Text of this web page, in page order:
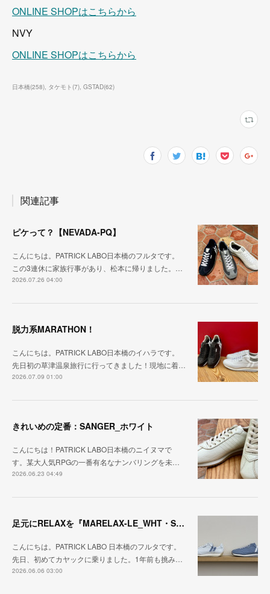
ONLINE SHOPはこちらから
NVY
ONLINE SHOPはこちらから
日本橋(258) タケモト(7) GSTAD(62)
関連記事
ピケって？【NEVADA-PQ】
こんにちは。PATRICK LABO日本橋のフルタです。
この3連休に家族行事があり、松本に帰りました。…
2026.07.26 04:00
脱力系MARATHON！
こんにちは。PATRICK LABO日本橋のイハラです。
先日初の草津温泉旅行に行ってきました！現地に着…
2026.07.09 01:00
きれいめの定番：SANGER_ホワイト
こんにちは！PATRICK LABO日本橋のニイヌマで
す。某大人気RPGの一番有名なナンバリングを未…
2026.06.23 04:49
足元にRELAXを『MARELAX-LE_WHT・SAX』
こんにちは。PATRICK LABO 日本橋のフルタです。
先日、初めてカヤックに乗りました。1年前も挑み…
2026.06.06 03:00